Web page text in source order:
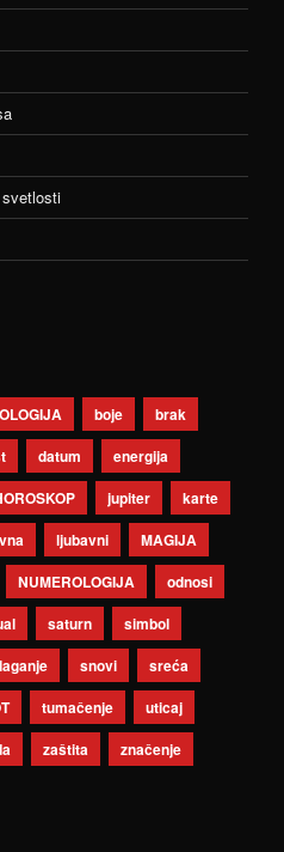
boje
brak
datum
energija
jupiter
karte
ljubavni
MAGIJA
NUMEROLOGIJA
odnosi
saturn
simbol
snovi
sreća
tumačenje
uticaj
zaštita značenje